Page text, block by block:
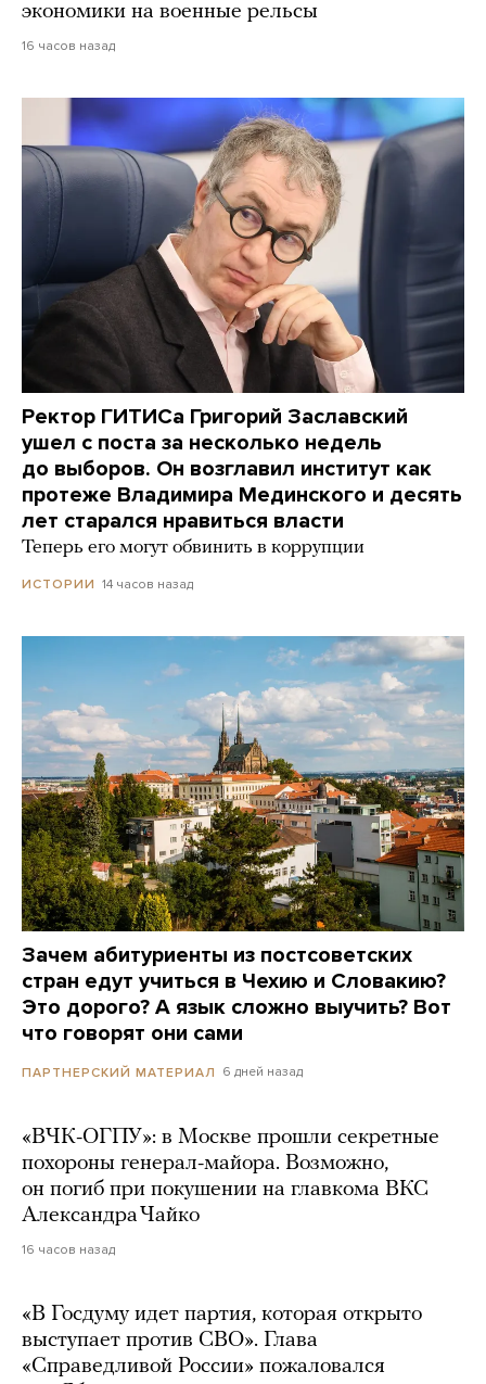
экономики на военные рельсы
16 часов назад
Ректор ГИТИСа Григорий Заславский
ушел с поста за несколько недель
до выборов. Он возглавил институт как
протеже Владимира Мединского и десять
лет старался нравиться власти
Теперь его могут обвинить в коррупции
ИСТОРИИ 14 часов назад
Зачем абитуриенты из постсоветских
стран едут учиться в Чехию и Словакию?
Это дорого? А язык сложно выучить? Вот
что говорят они сами
ПАРТНЕРСКИЙ МАТЕРИАЛ 6 дней назад
«ВЧК-ОГПУ»: в Москве прошли секретные
похороны генерал-майора. Возможно,
он погиб при покушении на главкома ВКС
Александра Чайко
16 часов назад
«В Госдуму идет партия, которая открыто
выступает против СВО». Глава
«Справедливой России» пожаловался